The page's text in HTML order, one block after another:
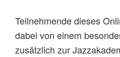
Teilnehmende dieses
dabei von einem
zusätzlich zur